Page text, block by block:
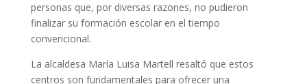
personas que, por diversas razones, no pudieron
finalizar su formación escolar en el tiempo
convencional.
La alcaldesa María Luisa Martell resaltó que estos
centros son fundamentales para ofrecer una